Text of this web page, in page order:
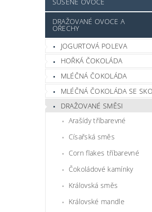
DRAŽOVANÉ OVOCE A
OŘECHY
JOGURTOVÁ POLEVA
HOŘKÁ ČOKOLÁDA
MLÉČNÁ ČOKOLÁDA
MLÉČNÁ ČOKOLÁDA SE
DRAŽOVANÉ SMĚSI
Arašídy tříbarevné
Císařská směs
Corn flakes tříbarevné
Čokoládové kamínky
Královská směs
Královské mandle